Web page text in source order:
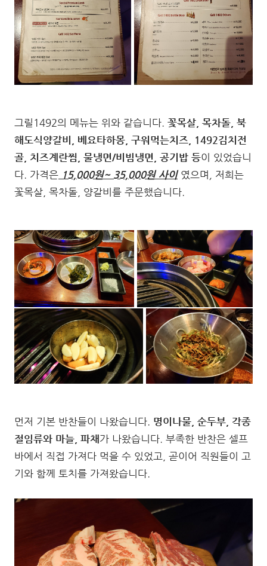
그릴1492의 메뉴는 위와 같습니다. 꽃목살, 목차돌, 북
해도식양갈비, 베요타하몽, 구워먹는치즈, 1492김치전
골, 치즈계란찜, 물냉면/비빔냉면, 공기밥 등이 있었습니
다. 가격은 15,000원~ 35,000원 사이 였으며
저희는
꽃목살, 목차돌, 양갈비를 주문했습니다.
먼저 기본 반찬들이 나왔습니다. 명이나물, 순두부, 각종
절임류와 마늘, 파채 가 나왔습니다. 부족한 반찬은 셀프
바에서 직접 가져다 먹을 수 있었고, 곧이어 직원들이 고
기와 함께 토치를 가져왔습니다.